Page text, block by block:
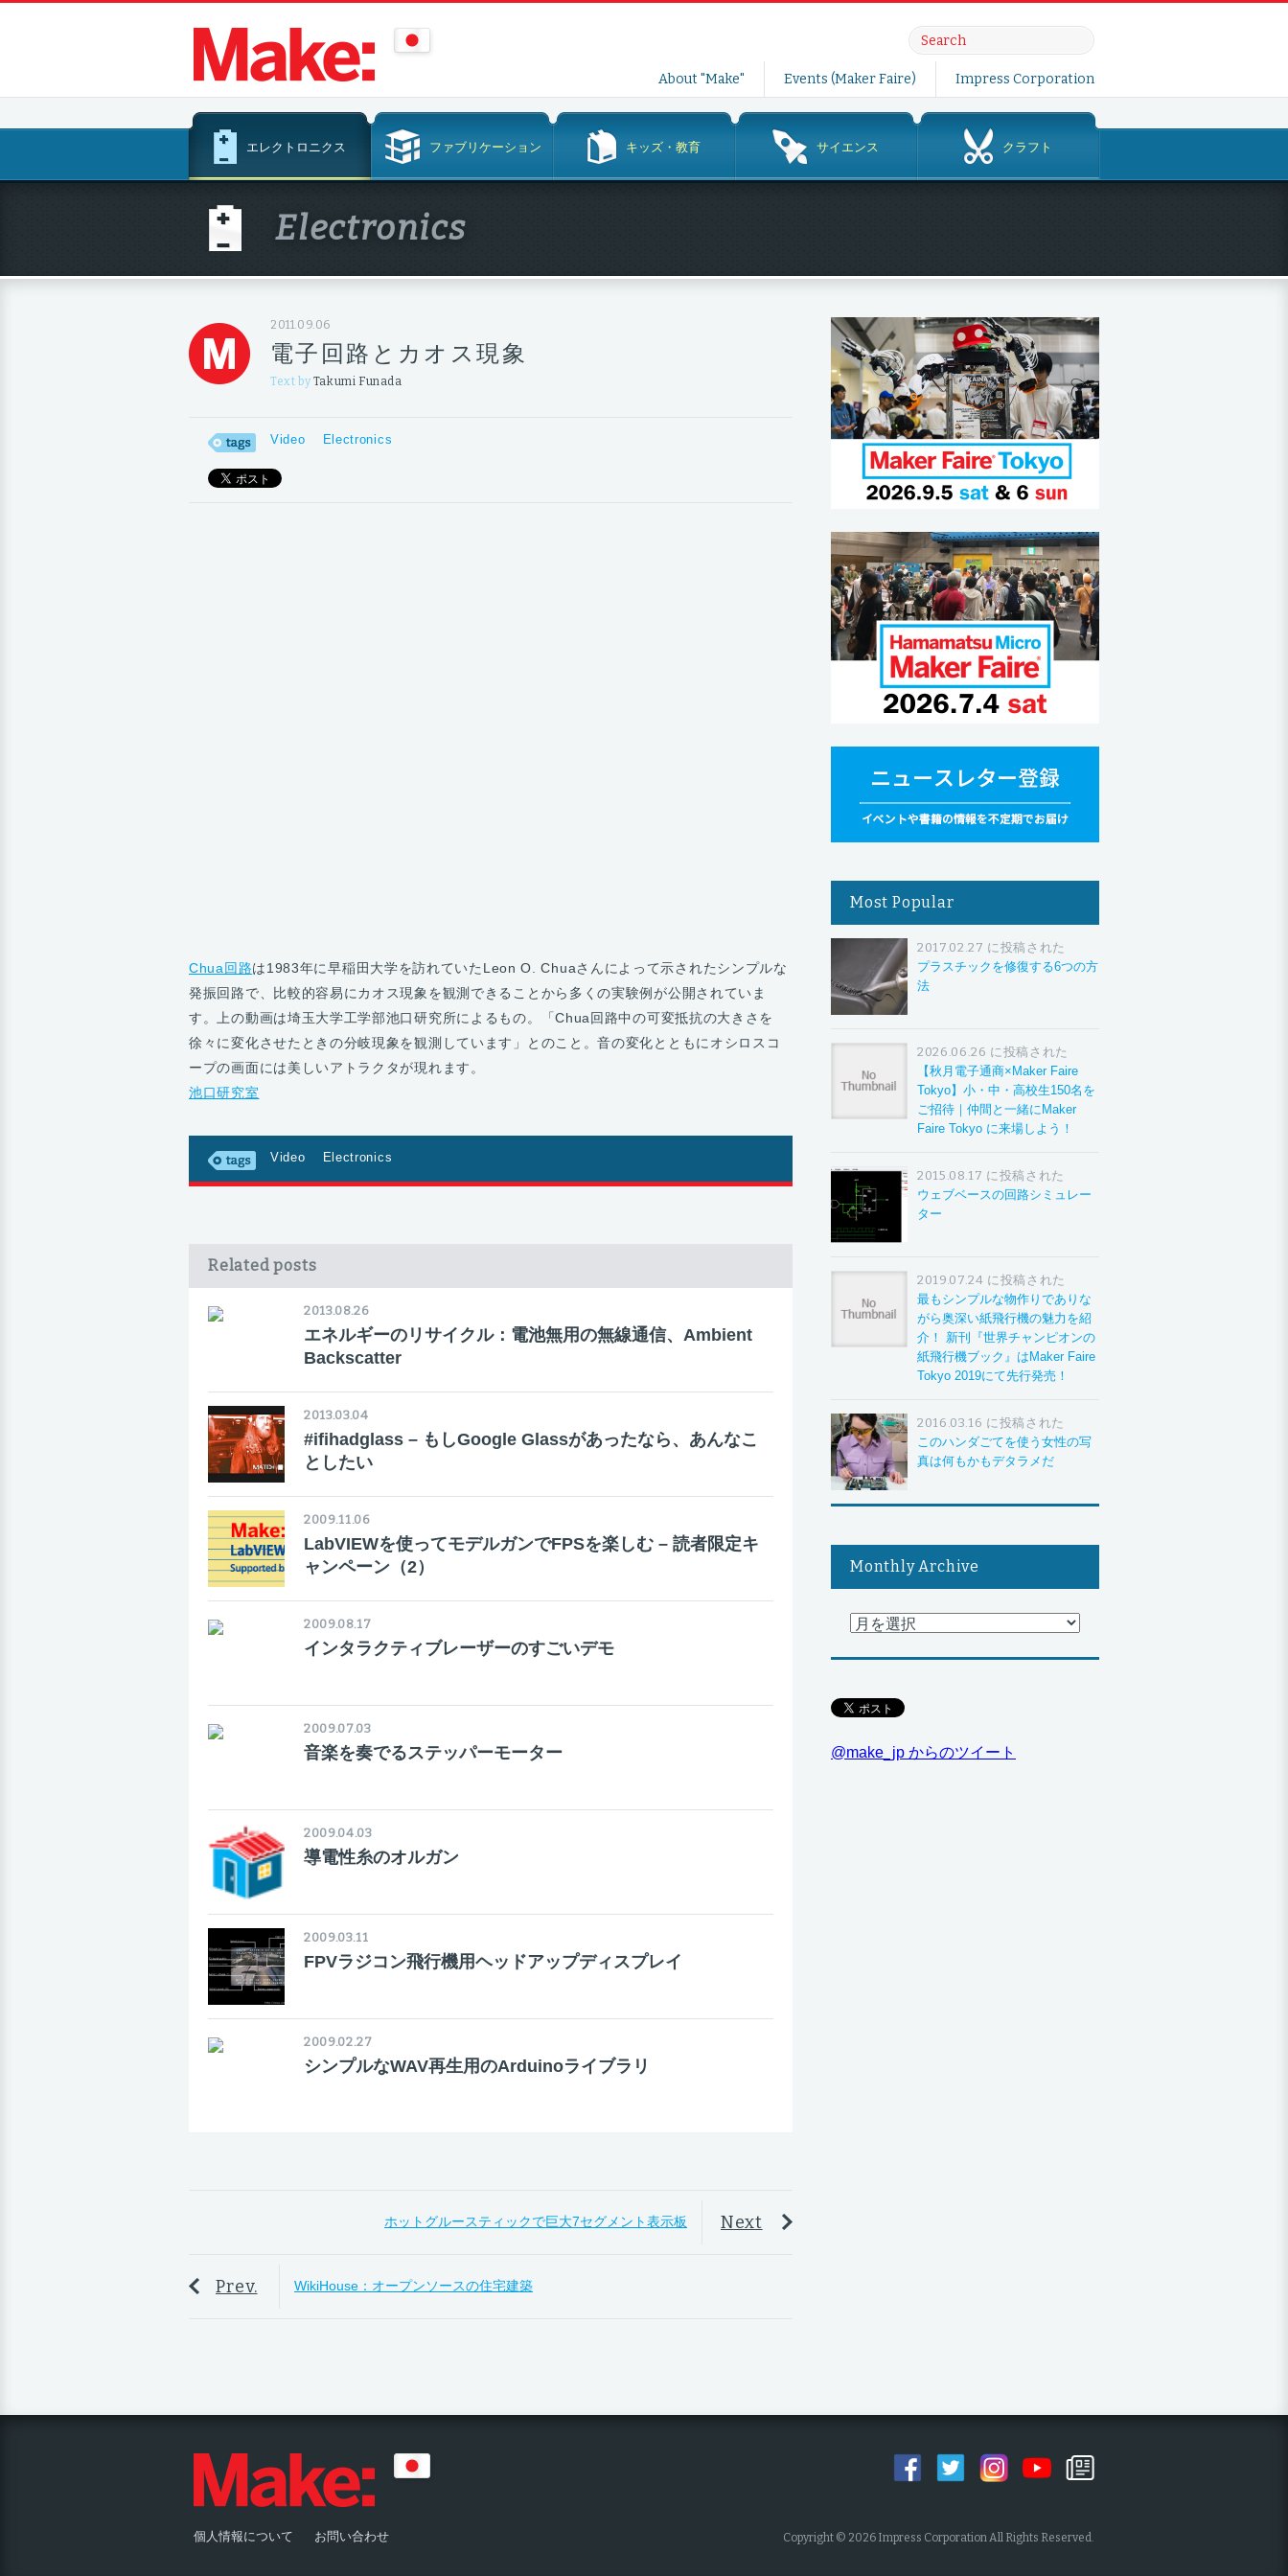
テ
ツ
へ
About "Make" Events (Maker Faire) Impress Corporation
テ
ス
エレクトロニクス ファブリケーション キッズ・教育 サイエンス クラフト
Electronics
2011.09.06
電子回路とカオス現象
Text by Takumi Funada
Video Electronics
Chua回路は1983年に早稲田大学を訪れていたLeon O. Chuaさんによって示されたシンプルな
発振回路で、比較的容易にカオス現象を観測できることから多くの実験例が公開されていま
す。上の動画は埼玉大学工学部池口研究所によるもの。「Chua回­路中の可変抵抗の大きさを
徐々に変化させたときの分岐現象を観測しています」とのこと。音の変化とともにオシロスコ
ープの画面には美しいアトラクタが現れます。
池口研究室
Video Electronics
Related posts
2013.08.26
エネルギーのリサイクル：電池無用の無線通信、Ambient
Backscatter
2013.03.04
#ifihadglass – もしGoogle Glassがあったなら、あんなこ
としたい
2009.11.06
LabVIEWを使ってモデルガンでFPSを楽しむ – 読者限定キ
ャンペーン（2）
2009.08.17
インタラクティブレーザーのすごいデモ
2009.07.03
音楽を奏でるステッパーモーター
2009.04.03
導電性糸のオルガン
2009.03.11
FPVラジコン飛行機用ヘッドアップディスプレイ
2009.02.27
シンプルなWAV再生用のArduinoライブラリ
ホットグルースティックで巨大7セグメント表示板 Next
Prev. WikiHouse：オープンソースの住宅建築
Most Popular
2017.02.27 に投稿された
プラスチックを修復する6つの方
法
2026.06.26 に投稿された
【秋月電子通商×Maker Faire
Tokyo】小・中・高校生150名を
ご招待｜仲間と一緒にMaker
Faire Tokyo に来場しよう！
2015.08.17 に投稿された
ウェブベースの回路シミュレー
ター
2019.07.24 に投稿された
最もシンプルな物作りでありな
がら奥深い紙飛行機の魅力を紹
介！ 新刊『世界チャンピオンの
紙飛行機ブック』はMaker Faire
Tokyo 2019にて先行発売！
2016.03.16 に投稿された
このハンダごてを使う女性の写
真は何もかもデタラメだ
Monthly Archive
@make_jp からのツイート
個人情報について お問い合わせ Copyright © 2026 Impress Corporation All Rights Reserved.